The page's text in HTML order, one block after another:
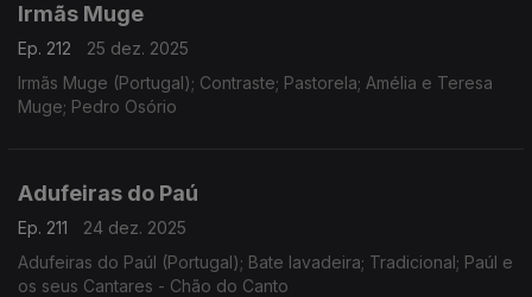
Irmãs Muge
Ep. 212
25 dez. 2025
Irmãs Muge (Portugal); Contraste; Pastorela; Amélia e Teresa
Muge; Pedro Osório
Adufeiras do Paú
Ep. 211
24 dez. 2025
Adufeiras do Paúl (Portugal); Bate lavadeira; Tradicional; Paúl e
os seus Cantares - Chão do Canto